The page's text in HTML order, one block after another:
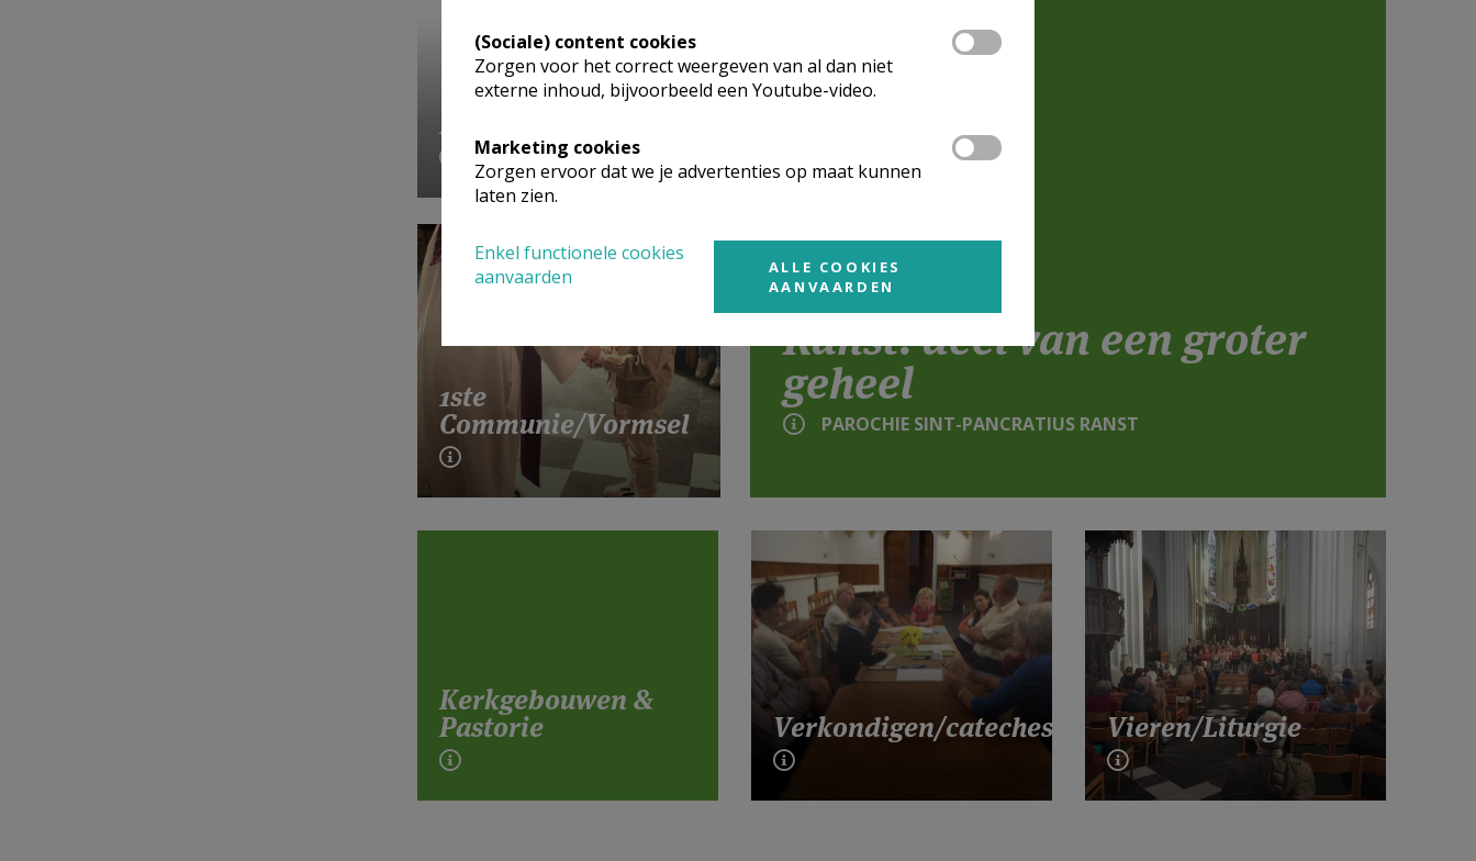
Parochiegids
1ste
Communie/Vormsel
Ranst: deel van een groter
geheel
PAROCHIE SINT-PANCRATIUS RANST
Kerkgebouwen &
Pastorie Verkondigen/catechese Vieren/Liturgie
(Sociale) content cookies
Zorgen voor het correct weergeven van al dan niet
externe inhoud, bijvoorbeeld een Youtube-video.
Marketing cookies
Zorgen ervoor dat we je advertenties op maat kunnen
laten zien.
Enkel functionele cookies
aanvaarden
ALLE COOKIES
AANVAARDEN